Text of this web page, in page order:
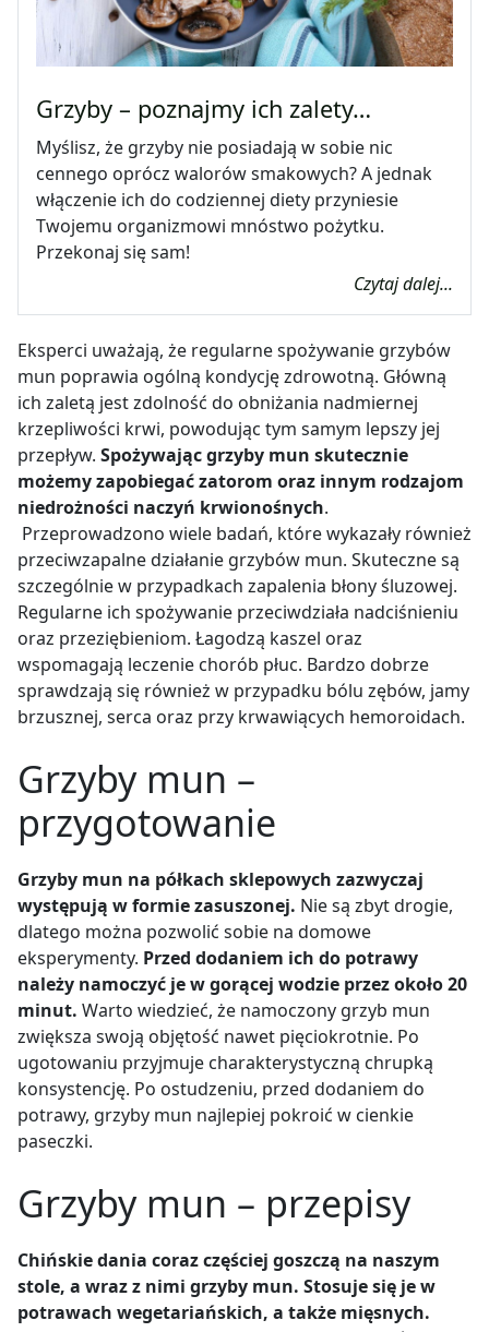
Grzyby – poznajmy ich zalety…
Myślisz, że grzyby nie posiadają w sobie nic
cennego oprócz walorów smakowych? A jednak
włączenie ich do codziennej diety przyniesie
Twojemu organizmowi mnóstwo pożytku.
Przekonaj się sam!
Czytaj dalej...
Eksperci uważają, że regularne spożywanie grzybów
mun poprawia ogólną kondycję zdrowotną. Główną
ich zaletą jest zdolność do obniżania nadmiernej
krzepliwości krwi, powodując tym samym lepszy jej
przepływ. Spożywając grzyby mun skutecznie
możemy zapobiegać zatorom oraz innym rodzajom
niedrożności naczyń krwionośnych.
Przeprowadzono wiele badań, które wykazały również
przeciwzapalne działanie grzybów mun. Skuteczne są
szczególnie w przypadkach zapalenia błony śluzowej.
Regularne ich spożywanie przeciwdziała nadciśnieniu
oraz przeziębieniom. Łagodzą kaszel oraz
wspomagają leczenie chorób płuc. Bardzo dobrze
sprawdzają się również w przypadku bólu zębów, jamy
brzusznej, serca oraz przy krwawiących hemoroidach.
Grzyby mun –
przygotowanie
Grzyby mun na półkach sklepowych zazwyczaj
występują w formie zasuszonej. Nie są zbyt drogie,
dlatego można pozwolić sobie na domowe
eksperymenty. Przed dodaniem ich do potrawy
należy namoczyć je w gorącej wodzie przez około 20
minut. Warto wiedzieć, że namoczony grzyb mun
zwiększa swoją objętość nawet pięciokrotnie. Po
ugotowaniu przyjmuje charakterystyczną chrupką
konsystencję. Po ostudzeniu, przed dodaniem do
potrawy, grzyby mun najlepiej pokroić w cienkie
paseczki.
Grzyby mun – przepisy
Chińskie dania coraz częściej goszczą na naszym
stole, a wraz z nimi grzyby mun. Stosuje się je w
potrawach wegetariańskich, a także mięsnych.